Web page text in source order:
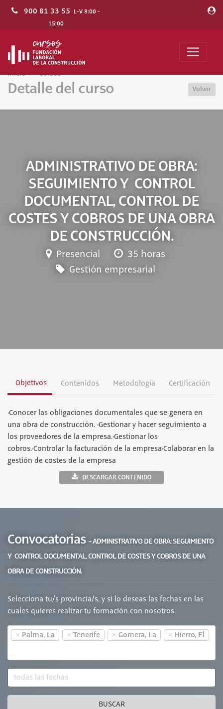
900 81 33 55 L-V 8:00 -
15:00
Inicio Cursos
Detalle del curso Volver
ADMINISTRATIVO DE OBRA:
SEGUIMIENTO Y CONTROL
DOCUMENTAL, CONTROL DE
COSTES Y COBROS DE UNA OBRA
DE CONSTRUCCIÓN.
Presencial
35 horas
Gestión empresarial
Objetivos Contenidos Metodología Certificación
·Conocer las obligaciones documentales que se genera en
una obra de construcción. ·Gestionar y hacer seguimiento a
los proveedores de la empresa.·Gestionar los
cobros.·Controlar la facturación de la empresa·Colaborar en la
gestión de costes de la empresa
DESCARGAR CONTENIDO
Convocatorias - ADMINISTRATIVO DE OBRA: SEGUIMIENTO
Y CONTROL DOCUMENTAL, CONTROL DE COSTES Y COBROS DE UNA
OBRA DE CONSTRUCCIÓN.
Selecciona tu/s provincia/s, y si lo deseas las fechas en las
cuales quieres realizar tu formación con nosotros.
× Palma, La × Tenerife × Gomera, La × Hierro, El
BUSCAR